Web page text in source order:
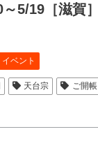
5/19［滋賀］
ベント
天台宗 ご開帳